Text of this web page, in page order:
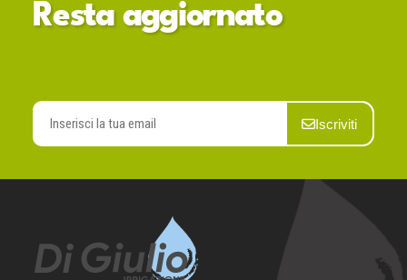
Resta aggiornato
Iscriviti